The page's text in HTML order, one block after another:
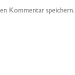
Kommentar speichern.